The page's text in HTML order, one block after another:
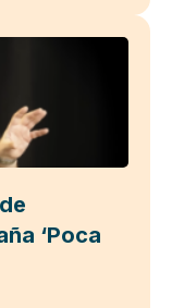
‘Poca